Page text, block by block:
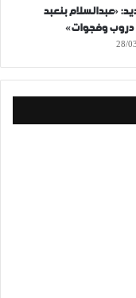
«عبدالسلام بنعبد
دروب وفجوات»
28/